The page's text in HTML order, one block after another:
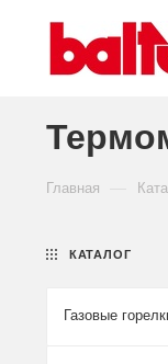
Главная
КАТАЛОГ
Газовые